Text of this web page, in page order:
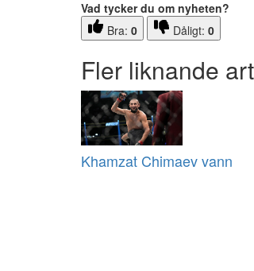
Vad tycker du om nyheten?
Bra: 0 Dåligt: 0
Fler liknande
Khamzat Chimaev vann